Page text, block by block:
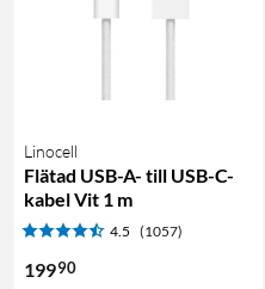
Linocell
Flätad USB-A- till USB-C-
kabel Vit 1 m
4.5 (1057)
19990